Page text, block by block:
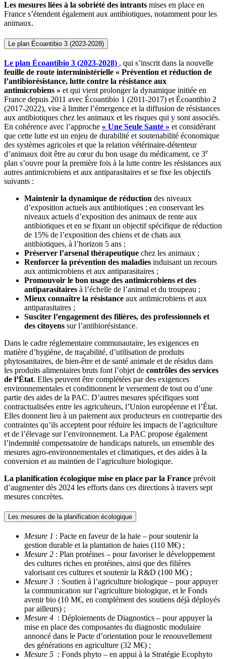
Les mesures liées à la sobriété des intrants mises en place en
France s’étendent également aux antibiotiques, notamment pour les
animaux.
Le plan Écoantibio 3 (2023-2028)
Le plan Écoantibio 3 (2023-2028) , qui s’inscrit dans la nouvelle
feuille de route interministérielle « Prévention et réduction de
l’antibiorésistance, lutte contre la résistance aux
antimicrobiens » et qui vient prolonger la dynamique initiée en
France depuis 2011 avec Écoantibio 1 (2011-2017) et Écoantibio 2
(2017-2022), vise à limiter l’émergence et la diffusion de résistances
aux antibiotiques chez les animaux et les risques qui y sont associés.
En cohérence avec l’approche « Une Seule Santé » et considérant
que cette lutte est un enjeu de durabilité et soutenabilité économique
des systèmes agricoles et que la relation vétérinaire-détenteur
d’animaux doit être au cœur du bon usage du médicament, ce 3e
plan s’ouvre pour la première fois à la lutte contre les résistances aux
autres antimicrobiens et aux antiparasitaires et se fixe les objectifs
suivants :
Maintenir la dynamique de réduction des niveaux
d’exposition actuels aux antibiotiques ; en conservant les
niveaux actuels d’exposition des animaux de rente aux
antibiotiques et en se fixant un objectif spécifique de réduction
de 15% de l’exposition des chiens et de chats aux
antibiotiques, à l’horizon 5 ans ;
Préserver l’arsenal thérapeutique chez les animaux ;
Renforcer la prévention des maladies induisant un recours
aux antimicrobiens et aux antiparasitaires ;
Promouvoir le bon usage des antimicrobiens et des
antiparasitaires à l’échelle de l’animal et du troupeau ;
Mieux connaître la résistance aux antimicrobiens et aux
antiparasitaires ;
Susciter l’engagement des filières, des professionnels et
des citoyens sur l’antibiorésistance.
Dans le cadre réglementaire communautaire, les exigences en
matière d’hygiène, de traçabilité, d’utilisation de produits
phytosanitaires, de bien-être et de santé animale et de résidus dans
les produits alimentaires bruts font l’objet de contrôles des services
de l’État. Elles peuvent être complétées par des exigences
environnementales et conditionnent le versement de tout ou d’une
partie des aides de la PAC. D’autres mesures spécifiques sont
contractualisées entre les agriculteurs, l’Union européenne et l’État.
Elles donnent lieu à un paiement aux producteurs en contrepartie des
contraintes qu’ils acceptent pour réduire les impacts de l’agriculture
et de l’élevage sur l’environnement. La PAC propose également
l’indemnité compensatoire de handicaps naturels, un ensemble des
mesures agro-environnementales et climatiques, et des aides à la
conversion et au maintien de l’agriculture biologique.
La planification écologique mise en place par la France prévoit
d’augmenter dès 2024 les efforts dans ces directions à travers sept
mesures concrètes.
Les mesures de la planification écologique
Mesure 1 : Pacte en faveur de la haie – pour soutenir la
gestion durable et la plantation de haies (110 M€) ;
Mesure 2 : Plan protéines – pour favoriser le développement
des cultures riches en protéines, ainsi que des filières
valorisant ces cultures et soutenir la R&D (100 M€) ;
Mesure 3 : Soutien à l’agriculture biologique – pour appuyer
la communication sur l’agriculture biologique, et le Fonds
avenir bio (10 M€, en complément des soutiens déjà déployés
par ailleurs) ;
Mesure 4 : Déploiements de Diagnostics – pour appuyer la
mise en place des composantes du diagnostic modulaire
annoncé dans le Pacte d’orientation pour le renouvellement
des générations en agriculture (32 M€) ;
Mesure 5 : Fonds phyto – en appui à la Stratégie Ecophyto